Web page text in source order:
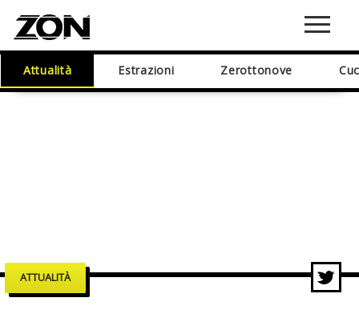
Attualità Estrazioni Zerottonove
ATTUALITÀ